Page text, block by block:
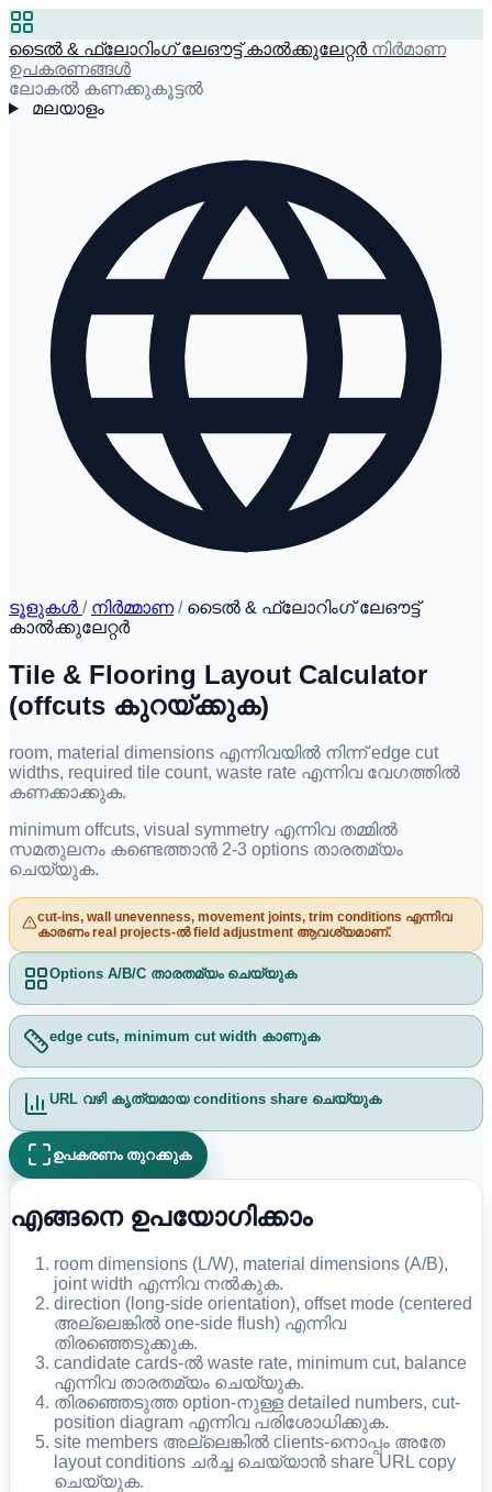
ടൈൽ & ഫ്ലോറിംഗ് ലേഔട്ട് കാൽക്കുലേറ്റർ നിർമാണ
ഉപകരണങ്ങൾ
ലോകൽ കണക്കുകൂട്ടൽ
മലയാളം
ടൂളുകൾ / നിർമ്മാണ / ടൈൽ & ഫ്ലോറിംഗ് ലേഔട്ട്
കാൽക്കുലേറ്റർ
Tile & Flooring Layout Calculator
(offcuts കുറയ്ക്കുക)
room, material dimensions എന്നിവയിൽ നിന്ന് edge cut
widths, required tile count, waste rate എന്നിവ വേഗത്തിൽ
കണക്കാക്കുക.
minimum offcuts, visual symmetry എന്നിവ തമ്മിൽ
സമതുലനം കണ്ടെത്താൻ 2-3 options താരതമ്യം
ചെയ്യുക.
cut-ins, wall unevenness, movement joints, trim conditions എന്നിവ
കാരണം real projects-ൽ field adjustment ആവശ്യമാണ്.
Options A/B/C താരതമ്യം ചെയ്യുക
edge cuts, minimum cut width കാണുക
URL വഴി കൃത്യമായ conditions share ചെയ്യുക
ഉപകരണം തുറക്കുക
എങ്ങനെ ഉപയോഗിക്കാം
room dimensions (L/W), material dimensions (A/B),
joint width എന്നിവ നൽകുക.
direction (long-side orientation), offset mode (centered
അല്ലെങ്കിൽ one-side flush) എന്നിവ
തിരഞ്ഞെടുക്കുക.
candidate cards-ൽ waste rate, minimum cut, balance
എന്നിവ താരതമ്യം ചെയ്യുക.
തിരഞ്ഞെടുത്ത option-നുള്ള detailed numbers, cut-
position diagram എന്നിവ പരിശോധിക്കുക.
site members അല്ലെങ്കിൽ clients-നൊപ്പം അതേ
layout conditions ചർച്ച ചെയ്യാൻ share URL copy
ചെയ്യുക.